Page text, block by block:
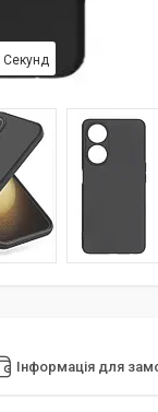
Секунд
Інформація для